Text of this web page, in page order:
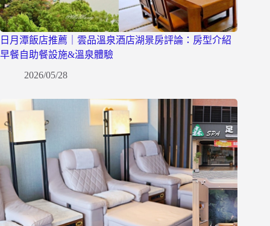
日月潭飯店推薦｜雲品溫泉酒店湖景房評論：房型介紹
早餐自助餐設施&溫泉體驗
2026/05/28